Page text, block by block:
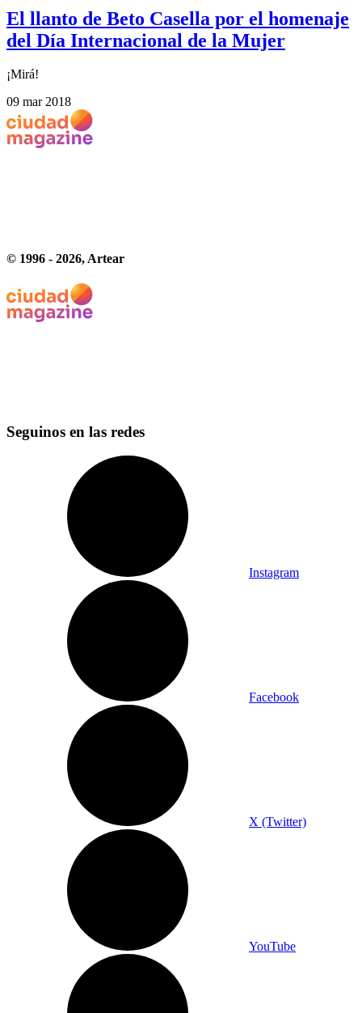
El llanto de Beto Casella por el homenaje
del Día Internacional de la Mujer
¡Mirá!
09 mar 2018
© 1996 - 2026, Artear
Seguinos en las redes
Instagram
Facebook
X (Twitter)
YouTube